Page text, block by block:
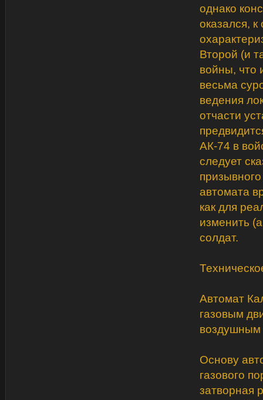
однако
оказался,
Второй (и
войны, что
весьма
ведения
отчасти
АК-74 в
следует
автомата
как для
изменить
солдат.
Автомат
газовым
воздушным
Основу
газового
затворная